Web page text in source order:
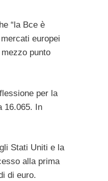
“la Bce è
europei
punto
per la
16.065. In
Stati Uniti e la
alla prima
di euro.